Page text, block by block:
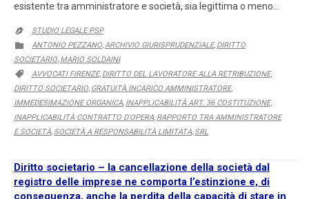
esistente tra amministratore e società, sia legittima o meno…

STUDIO LEGALE PSP

CATEGORY
ANTONIO PEZZANO ARCHIVIO GIURISPRUDENZIALE, DIRITTO
SOCIETARIO MARIO SOLDAINI

CATEGORY
AVVOCATI FIRENZE, DIRITTO DEL LAVORATORE ALLA RETRIBUZIONE,
DIRITTO SOCIETARIO GRATUITÀ INCARICO AMMINISTRATORE,
IMMEDESIMAZIONE ORGANICA INAPPLICABILITÀ ART. 36 COSTITUZIONE,
INAPPLICABILITÀ CONTRATTO D’OPERA RAPPORTO TRA AMMINISTRATORE
E SOCIETÀ SOCIETÀ A RESPONSABILITÀ LIMITATA SRL
Diritto societario – la cancellazione della società dal
registro delle imprese ne comporta l’estinzione e, di
conseguenza, anche la perdita della capacità di stare in